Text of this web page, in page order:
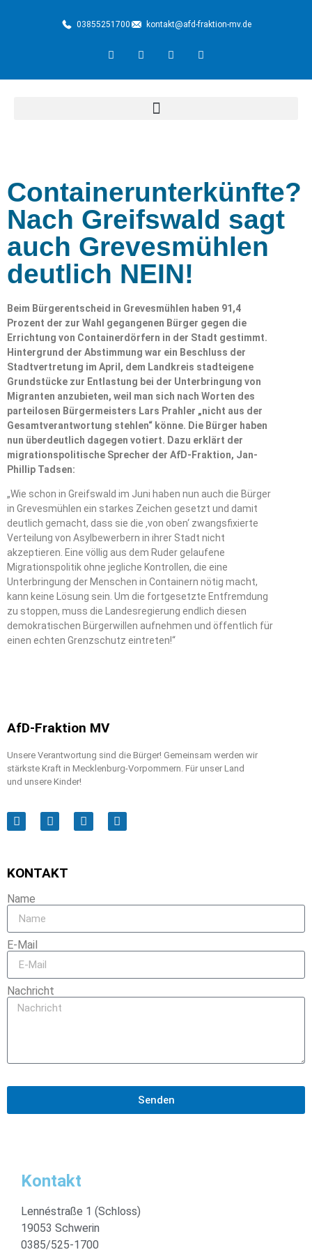
03855251700 kontakt@afd-fraktion-mv.de
Containerunterkünfte?
Nach Greifswald sagt
auch Grevesmühlen
deutlich NEIN!
Beim Bürgerentscheid in Grevesmühlen haben 91,4
Prozent der zur Wahl gegangenen Bürger gegen die
Errichtung von Containerdörfern in der Stadt gestimmt.
Hintergrund der Abstimmung war ein Beschluss der
Stadtvertretung im April, dem Landkreis stadteigene
Grundstücke zur Entlastung bei der Unterbringung von
Migranten anzubieten, weil man sich nach Worten des
parteilosen Bürgermeisters Lars Prahler „nicht aus der
Gesamtverantwortung stehlen“ könne. Die Bürger haben
nun überdeutlich dagegen votiert. Dazu erklärt der
migrationspolitische Sprecher der AfD-Fraktion, Jan-
Phillip Tadsen:
„Wie schon in Greifswald im Juni haben nun auch die Bürger
in Grevesmühlen ein starkes Zeichen gesetzt und damit
deutlich gemacht, dass sie die ‚von oben‘ zwangsfixierte
Verteilung von Asylbewerbern in ihrer Stadt nicht
akzeptieren. Eine völlig aus dem Ruder gelaufene
Migrationspolitik ohne jegliche Kontrollen, die eine
Unterbringung der Menschen in Containern nötig macht,
kann keine Lösung sein. Um die fortgesetzte Entfremdung
zu stoppen, muss die Landesregierung endlich diesen
demokratischen Bürgerwillen aufnehmen und öffentlich für
einen echten Grenzschutz eintreten!“
AfD-Fraktion MV
Unsere Verantwortung sind die Bürger! Gemeinsam werden wir
stärkste Kraft in Mecklenburg-Vorpommern. Für unser Land
und unsere Kinder!
KONTAKT
Name
E-Mail
Nachricht
Senden
Kontakt
Lennéstraße 1 (Schloss)
19053 Schwerin
0385/525-1700